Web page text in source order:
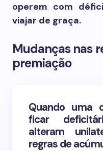
operem com
viajar de graça.
Mudanças nas
premiação
Quando uma
ficar
alteram
regras de